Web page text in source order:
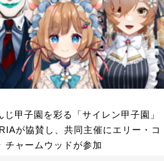
じ甲子園を彩る「サイレン甲子園」
が協賛し、共同主催にエリー・コ
チャームウッドが参加